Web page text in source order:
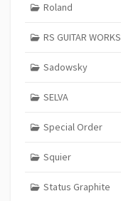
Roland
RS GUITAR WORKS
Sadowsky
SELVA
Special Order
Squier
Status Graphite